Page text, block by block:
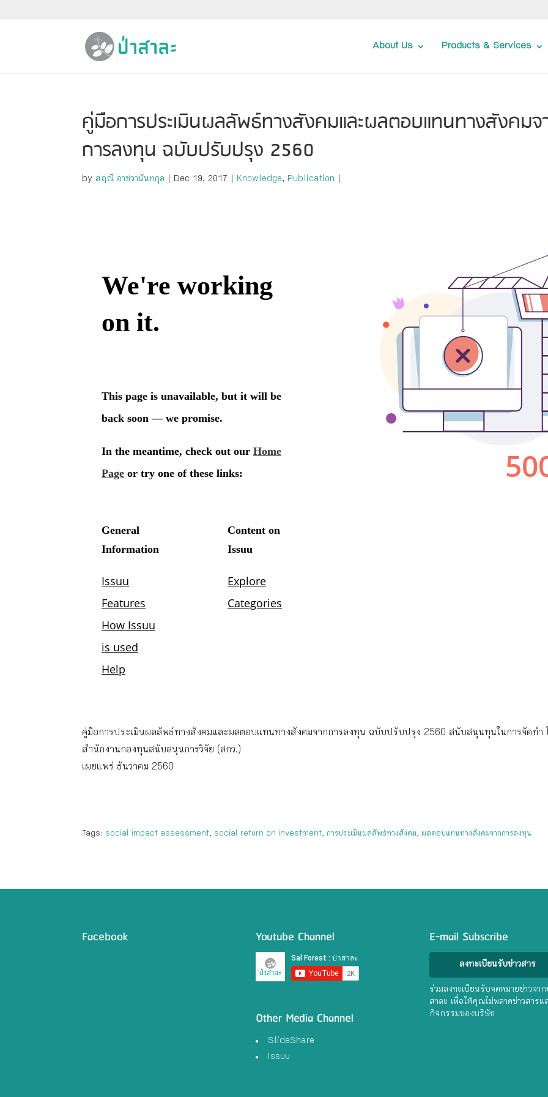
About Us Products & Services
คู่มือการประเมินผลลัพธ์ทางสังคมและผลตอบแทนทางสังคมจ
การลงทุน ฉบับปรับปรุง 2560
by สฤณี อาชวานันทกุล Dec 19, 2017 Knowledge, Publication
คู่มือการประเมินผลลัพธ์ทางสังคมและผลตอบแทนทางสังคมจากการลงทุน ฉบับปรับปรุง 2560 สนับสนุนทุนในการจัดทำ
สำนักงานกองทุนสนับสนุนการวิจัย (สกว.)
เผยแพร่ ธันวาคม 2560
Tags: social impact assessment, social return on investment,การประเมินผลลัพธ์ทางสังคม, ผลตอบแทนทางสังคมจากการลงทุน
Facebook Youtube Channel
Other Media Channel
SlideShare
Issuu
E-mail Subscribe
ลงทะเบียนรับข่าวสาร
ร่วมลงทะเบียนรับจดหมายข่าวจาก
สาละ เพื่อให้คุณไม่พลาดข่าวสารแ
กิจกรรมของบริษัท